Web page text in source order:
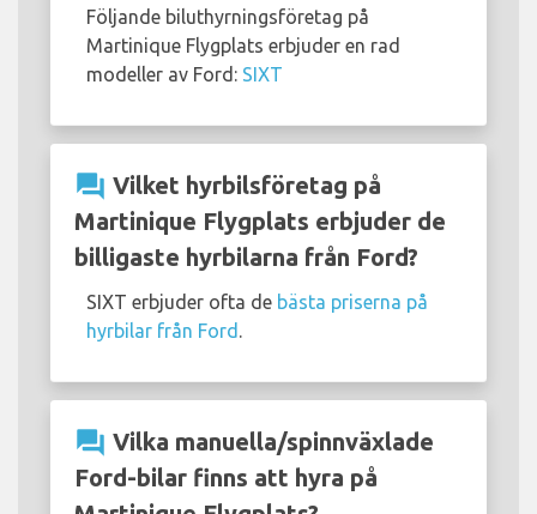
Följande biluthyrningsföretag på
Martinique Flygplats erbjuder en rad
modeller av Ford: SIXT
question_answer Vilket hyrbilsföretag på
Martinique Flygplats erbjuder de
billigaste hyrbilarna från Ford?
SIXT erbjuder ofta de bästa priserna på
hyrbilar från Ford
question_answer Vilka manuella/spinnväxlade
Ford-bilar finns att hyra på